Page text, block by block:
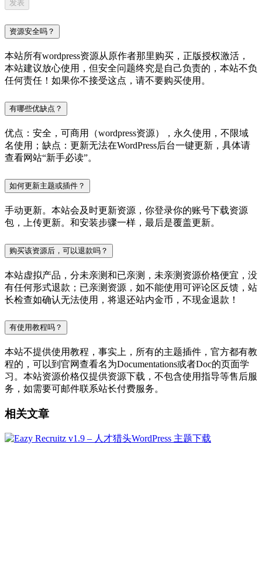
资源安全吗？
本站所有wordpress资源从原作者那里购买，正版授权激活，
本站建议放心使用，但安全问题终究是自己负责的，本站不负
任何责任！如果你不接受这点，请不要购买使用。
有哪些优缺点？
优点：安全，可商用（wordpress资源），永久使用，不限域
名使用；缺点：更新无法在WordPress后台一键更新，具体请
查看网站“新手必读”。
如何更新主题或插件？
手动更新。本站会及时更新资源，你登录你的账号下载资源
包，上传更新。和安装步骤一样，最后是覆盖更新。
购买该资源后，可以退款吗？
本站虚拟产品，分未亲测和已亲测，未亲测资源价格便宜，没
有任何形式退款；已亲测资源，如不能使用可评论区反馈，站
长检查如确认无法使用，将退还站内金币，不现金退款！
有使用教程吗？
本站不提供使用教程，事实上，所有的主题插件，官方都有教
程的，可以到官网查看名为Documentations或者Doc的页面学
习。本站资源价格仅提供资源下载，不包含使用指导等售后服
务，如需要可邮件联系站长付费服务。
相关文章